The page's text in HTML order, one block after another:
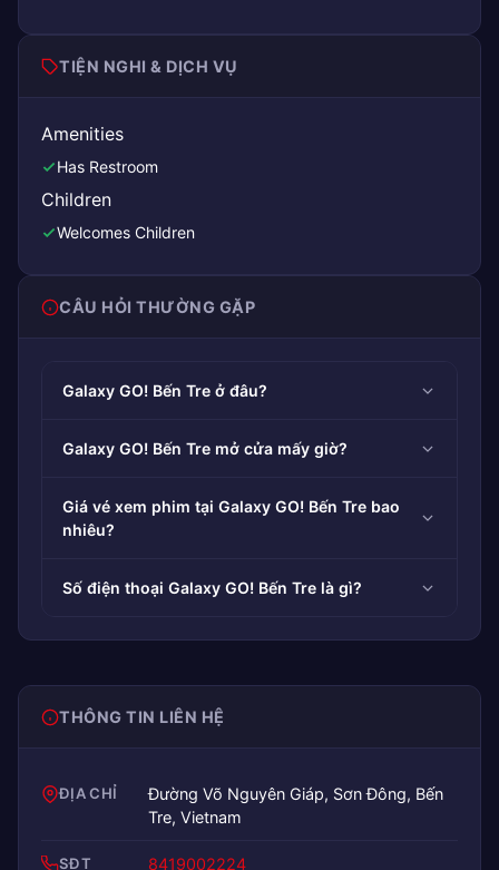
TIỆN NGHI & DỊCH VỤ
Amenities
Has Restroom
Children
Welcomes Children
CÂU HỎI THƯỜNG GẶP
Galaxy GO! Bến Tre ở đâu?
Galaxy GO! Bến Tre mở cửa mấy giờ?
Giá vé xem phim tại Galaxy GO! Bến Tre bao
nhiêu?
Số điện thoại Galaxy GO! Bến Tre là gì?
THÔNG TIN LIÊN HỆ
ĐỊA CHỈ
Đường Võ Nguyên Giáp, Sơn Đông, Bến
Tre, Vietnam
SĐT 8419002224